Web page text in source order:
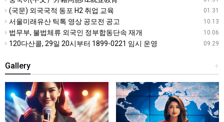
01.31
(국문) 외국국적 동포 H2 취업 교육
10.13
서울미래유산 틱톡 영상 공모전 공고
10.06
법무부, 불법체류 외국인 정부합동단속 재개
09.29
120다산콜, 29일 20시부터 1899-0221 임시 운영
+
Gallery